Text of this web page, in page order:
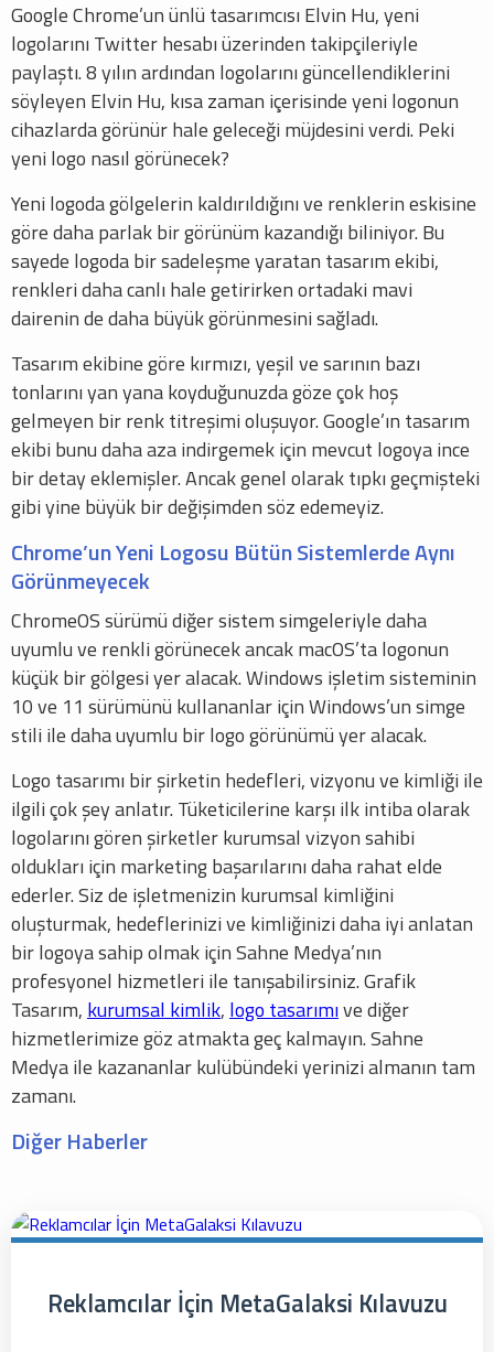
Google Chrome’un ünlü tasarımcısı Elvin Hu, yeni
logolarını Twitter hesabı üzerinden takipçileriyle
paylaştı. 8 yılın ardından logolarını güncellendiklerini
söyleyen Elvin Hu, kısa zaman içerisinde yeni logonun
cihazlarda görünür hale geleceği müjdesini verdi. Peki
yeni logo nasıl görünecek?
Yeni logoda gölgelerin kaldırıldığını ve renklerin eskisine
göre daha parlak bir görünüm kazandığı biliniyor. Bu
sayede logoda bir sadeleşme yaratan tasarım ekibi,
renkleri daha canlı hale getirirken ortadaki mavi
dairenin de daha büyük görünmesini sağladı.
Tasarım ekibine göre kırmızı, yeşil ve sarının bazı
tonlarını yan yana koyduğunuzda göze çok hoş
gelmeyen bir renk titreşimi oluşuyor. Google’ın tasarım
ekibi bunu daha aza indirgemek için mevcut logoya ince
bir detay eklemişler. Ancak genel olarak tıpkı geçmişteki
gibi yine büyük bir değişimden söz edemeyiz.
Chrome’un Yeni Logosu Bütün Sistemlerde Aynı
Görünmeyecek
ChromeOS sürümü diğer sistem simgeleriyle daha
uyumlu ve renkli görünecek ancak macOS’ta logonun
küçük bir gölgesi yer alacak. Windows işletim sisteminin
10 ve 11 sürümünü kullananlar için Windows’un simge
stili ile daha uyumlu bir logo görünümü yer alacak.
Logo tasarımı bir şirketin hedefleri, vizyonu ve kimliği ile
ilgili çok şey anlatır. Tüketicilerine karşı ilk intiba olarak
logolarını gören şirketler kurumsal vizyon sahibi
oldukları için marketing başarılarını daha rahat elde
ederler. Siz de işletmenizin kurumsal kimliğini
oluşturmak, hedeflerinizi ve kimliğinizi daha iyi anlatan
bir logoya sahip olmak için Sahne Medya’nın
profesyonel hizmetleri ile tanışabilirsiniz. Grafik
Tasarım, kurumsal kimlik, logo tasarımıve diğer
hizmetlerimize göz atmakta geç kalmayın. Sahne
Medya ile kazananlar kulübündeki yerinizi almanın tam
zamanı.
Diğer Haberler
Reklamcılar İçin MetaGalaksi Kılavuzu